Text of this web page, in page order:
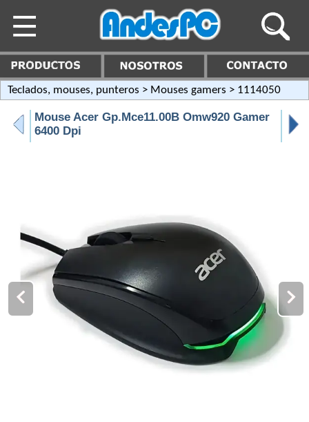
Teclados, mouses, punteros > Mouses gamers > 1114050
Mouse Acer Gp.Mce11.00B Omw920 Gamer
6400 Dpi